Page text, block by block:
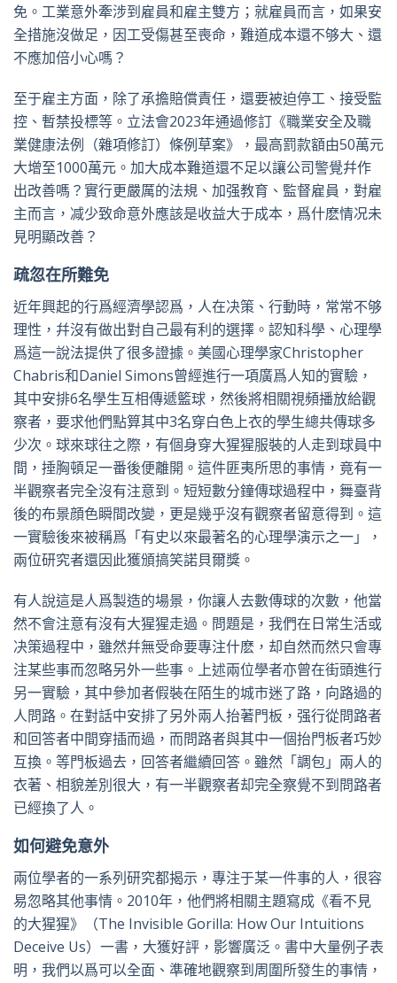
免。工業意外牽涉到雇員和雇主雙方；就雇員而言，如果安
全措施沒做足，因工受傷甚至喪命，難道成本還不够大、還
不應加倍小心嗎？
至于雇主方面，除了承擔賠償責任，還要被迫停工、接受監
控、暫禁投標等。立法會2023年通過修訂《職業安全及職
業健康法例（雜項修訂）條例草案》，最高罰款額由50萬元
大增至1000萬元。加大成本難道還不足以讓公司警覺幷作
出改善嗎？實行更嚴厲的法規、加强教育、監督雇員，對雇
主而言，减少致命意外應該是收益大于成本，爲什麽情况未
見明顯改善？
疏忽在所難免
近年興起的行爲經濟學認爲，人在决策、行動時，常常不够
理性，幷沒有做出對自己最有利的選擇。認知科學、心理學
爲這一說法提供了很多證據。美國心理學家Christopher
Chabris和Daniel Simons曾經進行一項廣爲人知的實驗，
其中安排6名學生互相傳遞籃球，然後將相關視頻播放給觀
察者，要求他們點算其中3名穿白色上衣的學生總共傳球多
少次。球來球往之際，有個身穿大猩猩服裝的人走到球員中
間，捶胸頓足一番後便離開。這件匪夷所思的事情，竟有一
半觀察者完全沒有注意到。短短數分鐘傳球過程中，舞臺背
後的布景顔色瞬間改變，更是幾乎沒有觀察者留意得到。這
一實驗後來被稱爲「有史以來最著名的心理學演示之一」，
兩位研究者還因此獲頒搞笑諾貝爾獎。
有人說這是人爲製造的場景，你讓人去數傳球的次數，他當
然不會注意有沒有大猩猩走過。問題是，我們在日常生活或
决策過程中，雖然幷無受命要專注什麽，却自然而然只會專
注某些事而忽略另外一些事。上述兩位學者亦曾在街頭進行
另一實驗，其中參加者假裝在陌生的城市迷了路，向路過的
人問路。在對話中安排了另外兩人抬著門板，强行從問路者
和回答者中間穿插而過，而問路者與其中一個抬門板者巧妙
互換。等門板過去，回答者繼續回答。雖然「調包」兩人的
衣著、相貌差別很大，有一半觀察者却完全察覺不到問路者
已經換了人。
如何避免意外
兩位學者的一系列研究都揭示，專注于某一件事的人，很容
易忽略其他事情。2010年，他們將相關主題寫成《看不見
的大猩猩》（The Invisible Gorilla: How Our Intuitions
Deceive Us）一書，大獲好評，影響廣泛。書中大量例子表
明，我們以爲可以全面、準確地觀察到周圍所發生的事情，